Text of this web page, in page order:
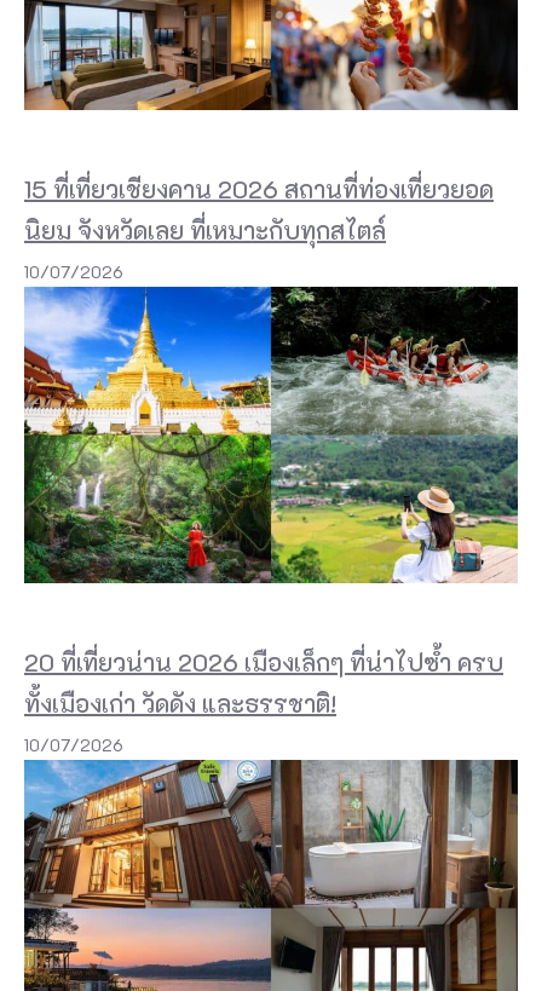
15 ที่เที่ยวเชียงคาน 2026 สถานที่ท่องเที่ยวยอด
นิยม จังหวัดเลย ที่เหมาะกับทุกสไตล์
10/07/2026
20 ที่เที่ยวน่าน 2026 เมืองเล็กๆ ที่น่าไปซ้ำ ครบ
ทั้งเมืองเก่า วัดดัง และธรรชาติ!
10/07/2026